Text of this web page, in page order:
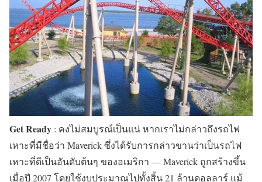
Get Ready : คงไม่สมบูรณ์เป็นแน่ หากเราไม่กล่าวถึงรถไฟ
เหาะที่มีชื่อว่า Maverick ซึ่งได้รับการกล่าวขานว่าเป็นรถไฟ
เหาะที่ดีเป็นอันดับต้นๆ ของอเมริกา — Maverick ถูกสร้างขึ้น
เมื่อปี 2007 โดยใช้งบประมาณไปทั้งสิ้น 21 ล้านดอลลาร์ แม้